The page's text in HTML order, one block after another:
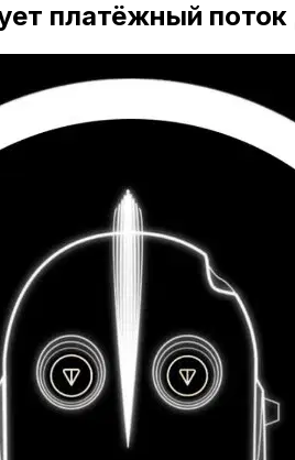
платёжный